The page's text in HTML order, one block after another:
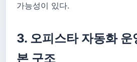
가능성이 있다.
3. 오피스타 자동화 운
본 구조